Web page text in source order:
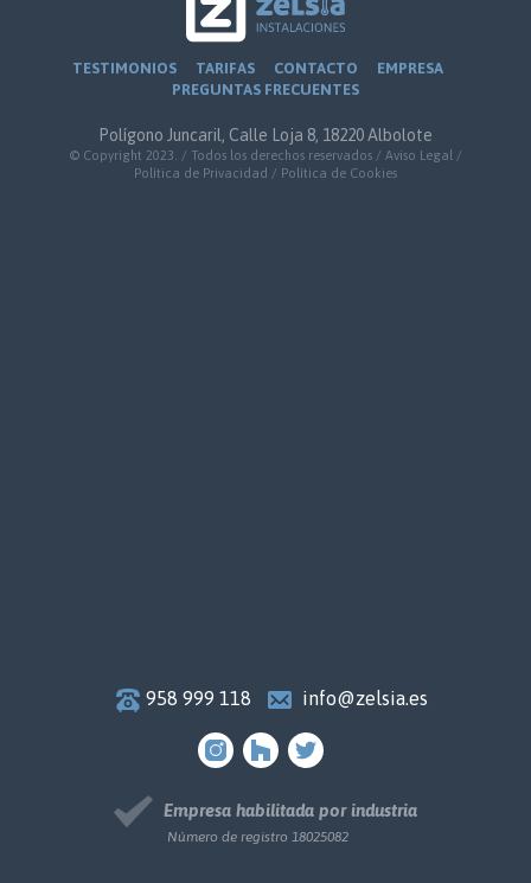
TESTIMONIOS TARIFAS CONTACTO
EMPRESA
PREGUNTAS FRECUENTES
Polígono Juncaril, Calle Loja 8, 18220 Albolote
© Copyright 2023. / Todos los derechos reservados / Aviso Legal
/
Política de Privacidad / Política de Cookies
958 999 118 info@zelsia.es
Empresa habilitada por industria
Número de registro 18025082